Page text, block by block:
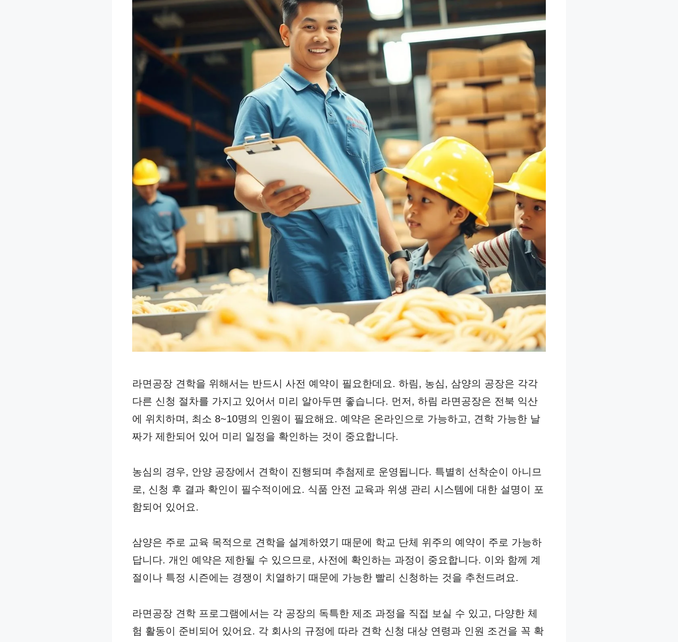
라면공장 견학을 위해서는 반드시 사전 예약이 필요한데요. 하림, 농심, 삼양의 공장은 각각
다른 신청 절차를 가지고 있어서 미리 알아두면 좋습니다. 먼저, 하림 라면공장은 전북 익산
에 위치하며, 최소 8~10명의 인원이 필요해요. 예약은 온라인으로 가능하고, 견학 가능한 날
짜가 제한되어 있어 미리 일정을 확인하는 것이 중요합니다.
농심의 경우, 안양 공장에서 견학이 진행되며 추첨제로 운영됩니다. 특별히 선착순이 아니므
로, 신청 후 결과 확인이 필수적이에요. 식품 안전 교육과 위생 관리 시스템에 대한 설명이 포
함되어 있어요.
삼양은 주로 교육 목적으로 견학을 설계하였기 때문에 학교 단체 위주의 예약이 주로 가능하
답니다. 개인 예약은 제한될 수 있으므로, 사전에 확인하는 과정이 중요합니다. 이와 함께 계
절이나 특정 시즌에는 경쟁이 치열하기 때문에 가능한 빨리 신청하는 것을 추천드려요.
라면공장 견학 프로그램에서는 각 공장의 독특한 제조 과정을 직접 보실 수 있고, 다양한 체
험 활동이 준비되어 있어요. 각 회사의 규정에 따라 견학 신청 대상 연령과 인원 조건을 꼭 확